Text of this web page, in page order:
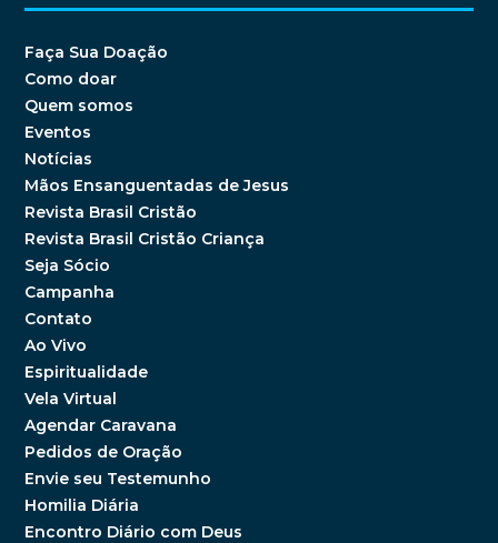
Faça Sua Doação
Como doar
Quem somos
Eventos
Notícias
Mãos Ensanguentadas de Jesus
Revista Brasil Cristão
Revista Brasil Cristão Criança
Seja Sócio
Campanha
Contato
Ao Vivo
Espiritualidade
Vela Virtual
Agendar Caravana
Pedidos de Oração
Envie seu Testemunho
Homilia Diária
Encontro Diário com Deus